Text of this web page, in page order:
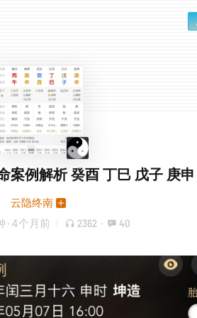
案例解析 癸酉 丁巳 戊子 庚申
云隐终南
· 4个月前 2362 · 40